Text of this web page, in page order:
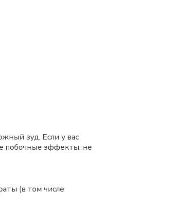
зуд. Если у вас
побочные эффекты, не
(в том числе